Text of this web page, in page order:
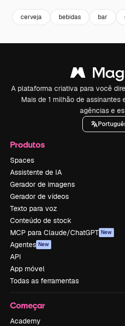
cerveja bebidas bar
A plataforma criativa para você
Mais de 1 milhão de assinantes
agências e
Produtos
Spaces
Assistente de IA
Gerador de imagens
Gerador de vídeos
Texto para voz
Conteúdo de stock
MCP para Claude/ChatGPT New
Agentes New
API
App móvel
Todas as ferramentas
Começar
Academy